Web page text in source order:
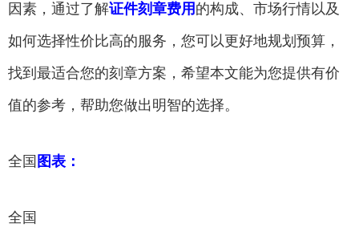
因素，通过了解证件刻章费用 的构成、市场行情以及
如何选择性价比高的服务，您可以更好地规划预算，
找到最适合您的刻章方案，希望本文能为您提供有价
值的参考，帮助您做出明智的选择。
全国 图表：
全国